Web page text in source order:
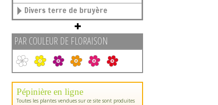
Divers terre de bruyère
PAR COULEUR DE FLORAISON
Pépinière en ligne
Toutes les plantes vendues sur ce site sont produites